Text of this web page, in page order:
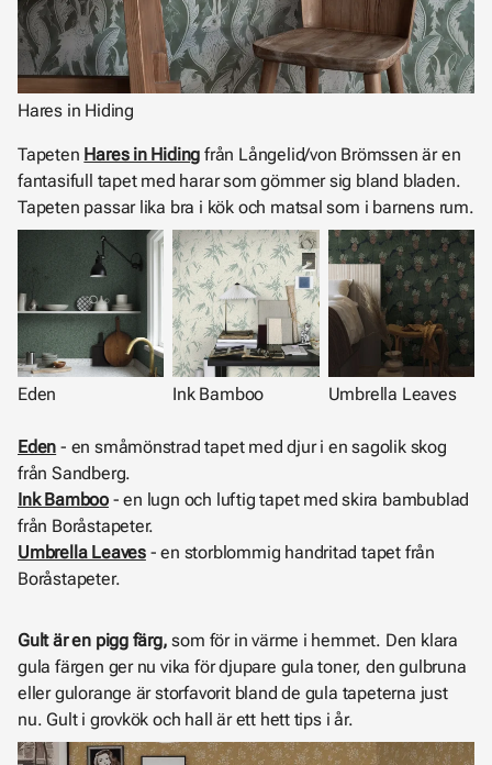
Hares in Hiding
Tapeten Hares in Hiding från Långelid/von Brömssen är en
fantasifull tapet med harar som gömmer sig bland bladen.
Tapeten passar lika bra i kök och matsal som i barnens rum.
Eden Ink Bamboo Umbrella Leaves
Eden - en småmönstrad tapet med djur i en sagolik skog
från Sandberg.
Ink Bamboo- en lugn och luftig tapet med skira bambublad
från Boråstapeter.
Umbrella Leaves- en storblommig handritad tapet från
Boråstapeter.
Gult är en pigg färg, som för in värme i hemmet. Den klara
gula färgen ger nu vika för djupare gula toner, den gulbruna
eller gulorange är storfavorit bland de gula tapeterna just
nu. Gult i grovkök och hall är ett hett tips i år.